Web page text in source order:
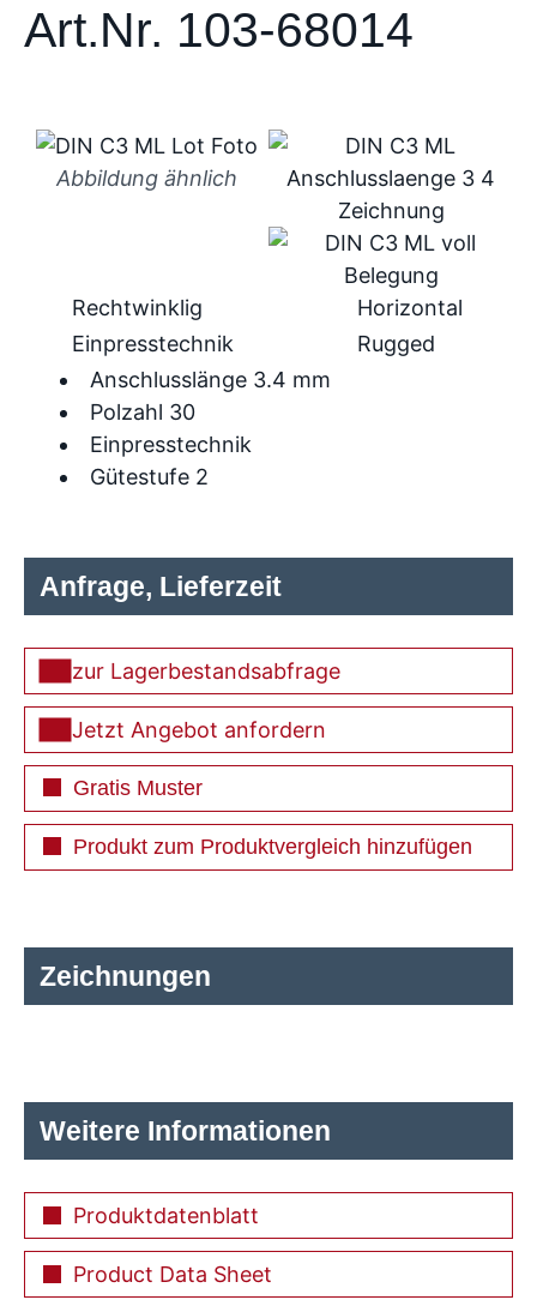
Art.Nr. 103-68014
Abbildung ähnlich
Anschlusslänge 3.4 mm
Polzahl 30
Einpresstechnik
Gütestufe 2
Rechtwinklig
Horizontal
Einpresstechnik
Rugged
Zeichnungen
Weitere Informationen
Produktdatenblatt
Product Data Sheet
Anfrage, Lieferzeit
zur Lagerbestandsabfrage
Jetzt Angebot anfordern
Gratis Muster
Produkt zum Produktvergleich hinzufügen